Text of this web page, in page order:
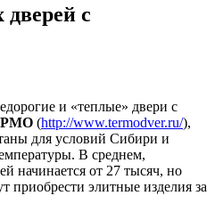
с
и «теплые» двери с
(http://www.termodver.ru/),
для условий Сибири и
В среднем,
начинается от 27 тысяч, но
приобрести элитные изделия за